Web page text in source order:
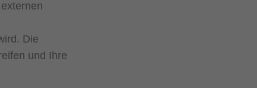
Die
und Ihre